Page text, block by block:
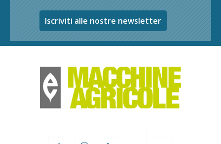
Iscriviti alle nostre newsletter